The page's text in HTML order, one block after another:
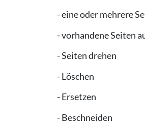
- eine oder mehrere
- vorhandene Seiten
- Seiten drehen
- Löschen
- Ersetzen
- Beschneiden